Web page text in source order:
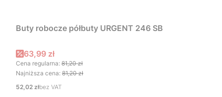
Buty robocze półbuty URGENT 246 SB
Cena promocyjna
63,99 zł
Cena regularna: 81,20 zł
Najniższa cena: 81,20 zł
Cena
52,02 złbez VAT